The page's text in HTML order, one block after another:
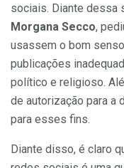
sociais. Diante dessa
Morgana Secco,
usassem o bom
publicações
político e religioso.
de autorização para a
para esses fins.
Diante disso, é claro